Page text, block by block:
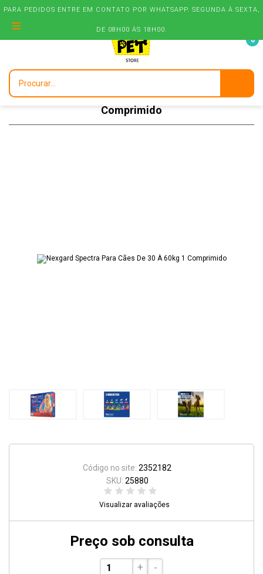
PARA PEDIDOS ENTRE EM CONTATO POR WHATSAPP. SEGUNDA À SEXTA,
DE 08H00 ÀS 18H00.
PARA PEDIDOS ENTRE EM CONTATO POR WHATSAPP. SEGUNDA À SEXTA,
DE 08H00 ÀS 18H00.
0
Nexgard Spectra Para Cães De 30 À 60kg 1
Comprimido
Código no site: 2352182
SKU: 25880
Visualizar avaliações
Preço sob consulta
+ -